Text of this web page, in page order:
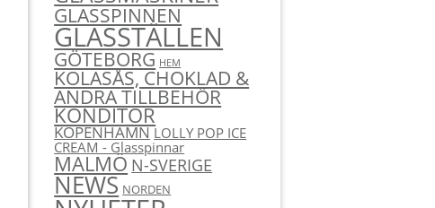
GLASSPINNEN
GLASSTÄLLEN
GÖTEBORG HEM
KOLASÅS, CHOKLAD &
ANDRA TILLBEHÖR
KONDITOR
KÖPENHAMN LOLLY POP ICE
CREAM - Glasspinnar
MALMÖN-SVERIGE
NEWS NORDEN